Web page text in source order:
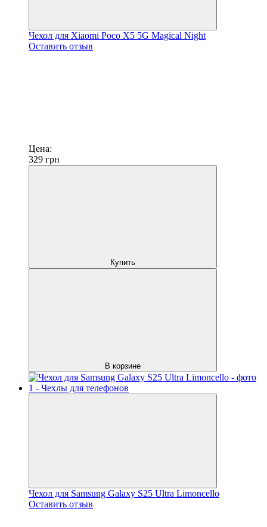
Чехол для Xiaomi Poco X5 5G Magical Night
Оставить отзыв
Цена:
329 грн
Купить
В корзине
Чехол для Samsung Galaxy S25 Ultra Limoncello
Оставить отзыв